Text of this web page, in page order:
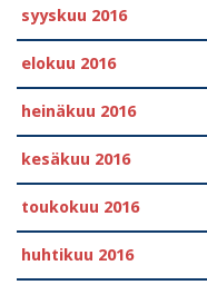
syyskuu 2016
elokuu 2016
heinäkuu 2016
kesäkuu 2016
toukokuu 2016
huhtikuu 2016